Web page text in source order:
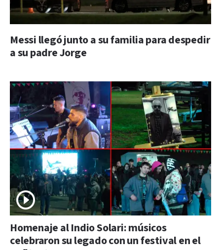
Messi llegó junto a su familia para despedir
a su padre Jorge
Homenaje al Indio Solari: músicos
celebraron su legado con un festival en el